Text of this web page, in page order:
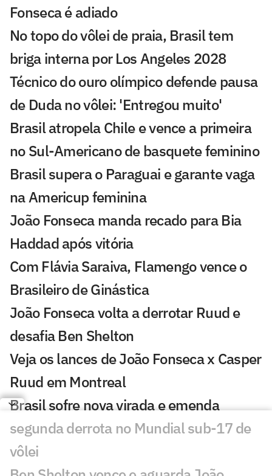
Fonseca é adiado
No topo do vôlei de praia, Brasil tem
briga interna por Los Angeles 2028
Técnico do ouro olímpico defende pausa
de Duda no vôlei: 'Entregou muito'
Brasil atropela Chile e vence a primeira
no Sul-Americano de basquete feminino
Brasil supera o Paraguai e garante vaga
na Americup feminina
João Fonseca manda recado para Bia
Haddad após vitória
Com Flávia Saraiva, Flamengo vence o
Brasileiro de Ginástica
João Fonseca volta a derrotar Ruud e
desafia Ben Shelton
Veja os lances de João Fonseca x Casper
Ruud em Montreal
Brasil sofre nova virada e emenda
segunda derrota no Mundial sub-17 de
vôlei